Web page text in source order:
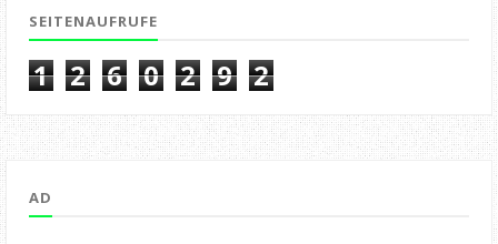
SEITENAUFRUFE
1 2 6 0 2 9 2
AD